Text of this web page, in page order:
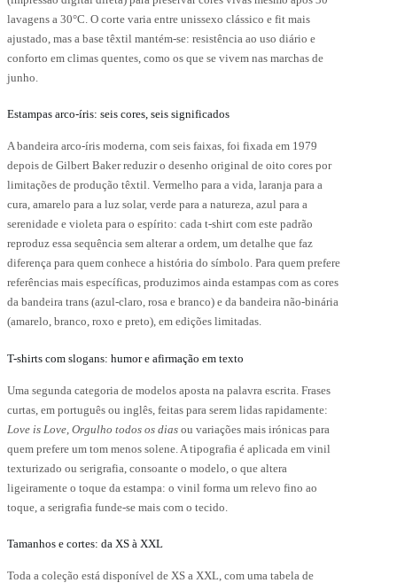
lavagens a 30°C. O corte varia entre unissexo clássico e fit mais
ajustado, mas a base têxtil mantém-se: resistência ao uso diário e
conforto em climas quentes, como os que se vivem nas marchas de
junho.
Estampas arco-íris: seis cores, seis significados
A bandeira arco-íris moderna, com seis faixas, foi fixada em 1979
depois de Gilbert Baker reduzir o desenho original de oito cores por
limitações de produção têxtil. Vermelho para a vida, laranja para a
cura, amarelo para a luz solar, verde para a natureza, azul para a
serenidade e violeta para o espírito: cada t-shirt com este padrão
reproduz essa sequência sem alterar a ordem, um detalhe que faz
diferença para quem conhece a história do símbolo. Para quem prefere
referências mais específicas, produzimos ainda estampas com as cores
da bandeira trans (azul-claro, rosa e branco) e da bandeira não-binária
(amarelo, branco, roxo e preto), em edições limitadas.
T-shirts com slogans: humor e afirmação em texto
Uma segunda categoria de modelos aposta na palavra escrita. Frases
curtas, em português ou inglês, feitas para serem lidas rapidamente:
Love is Love Orgulho todos os dias ou variações mais irónicas para
quem prefere um tom menos solene. A tipografia é aplicada em vinil
texturizado ou serigrafia, consoante o modelo, o que altera
ligeiramente o toque da estampa: o vinil forma um relevo fino ao
toque, a serigrafia funde-se mais com o tecido.
Tamanhos e cortes: da XS à XXL
Toda a coleção está disponível de XS a XXL, com uma tabela de